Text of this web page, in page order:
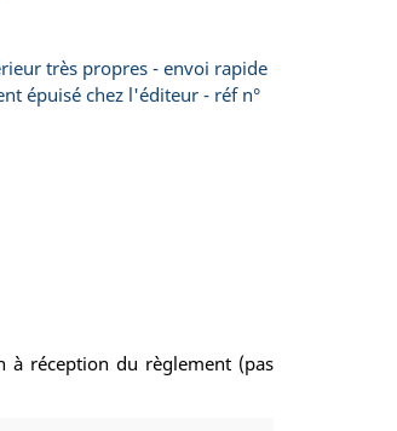
très propres - envoi rapide
épuisé chez l'éditeur - réf n°
à réception du règlement (pas